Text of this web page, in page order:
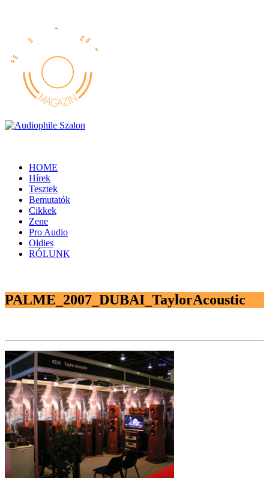
HOME
Hírek
Tesztek
Bemutatók
Cikkek
Zene
Pro Audio
Oldies
RÓLUNK
PALME_2007_DUBAI_TaylorAcoustic